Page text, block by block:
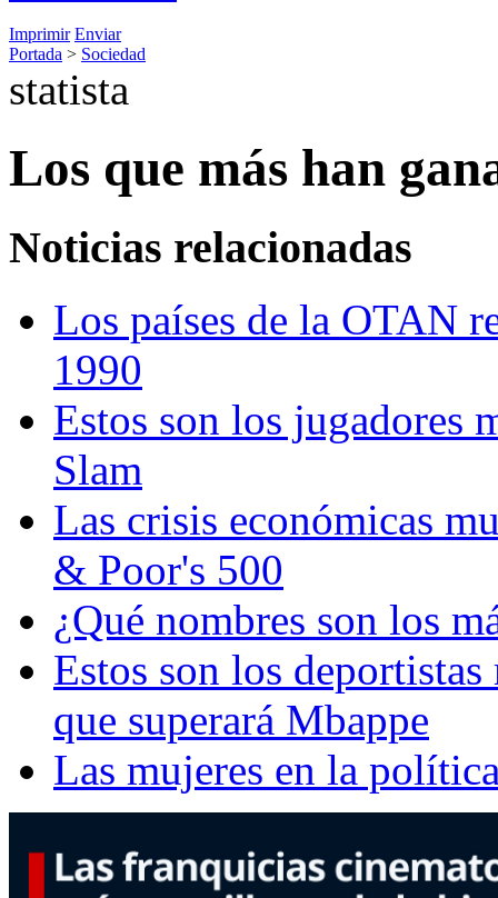
Imprimir Enviar
Portada > Sociedad
statista
Los que más han
Noticias relacionadas
Los países de la OTAN
1990
Estos son los jugadores
Slam
Las crisis económicas
& Poor's 500
¿Qué nombres son los
Estos son los
que superará Mbappe
Las mujeres en la